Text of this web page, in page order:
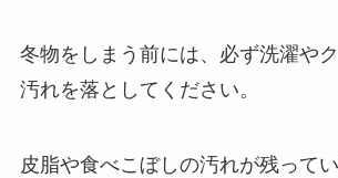
冬物をしまう前には、必ず洗濯や
汚れを落としてください。
皮脂や食べこぼしの汚れが残って